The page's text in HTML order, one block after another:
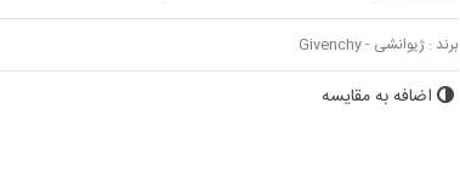
برند : ژیوانشی - Givenchy
اضافه به مقایسه